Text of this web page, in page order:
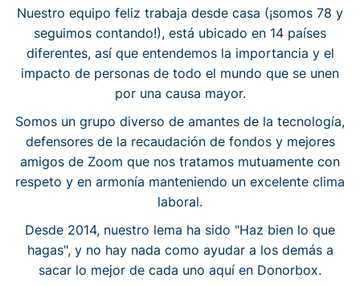
Nuestro equipo feliz trabaja desde casa (¡somos 78 y
seguimos contando!), está ubicado en 14 países
diferentes, así que entendemos la importancia y el
impacto de personas de todo el mundo que se unen
por una causa mayor.
Somos un grupo diverso de amantes de la tecnología,
defensores de la recaudación de fondos y mejores
amigos de Zoom que nos tratamos mutuamente con
respeto y en armonía manteniendo un excelente clima
laboral.
Desde 2014, nuestro lema ha sido "Haz bien lo que
hagas", y no hay nada como ayudar a los demás a
sacar lo mejor de cada uno aquí en Donorbox.